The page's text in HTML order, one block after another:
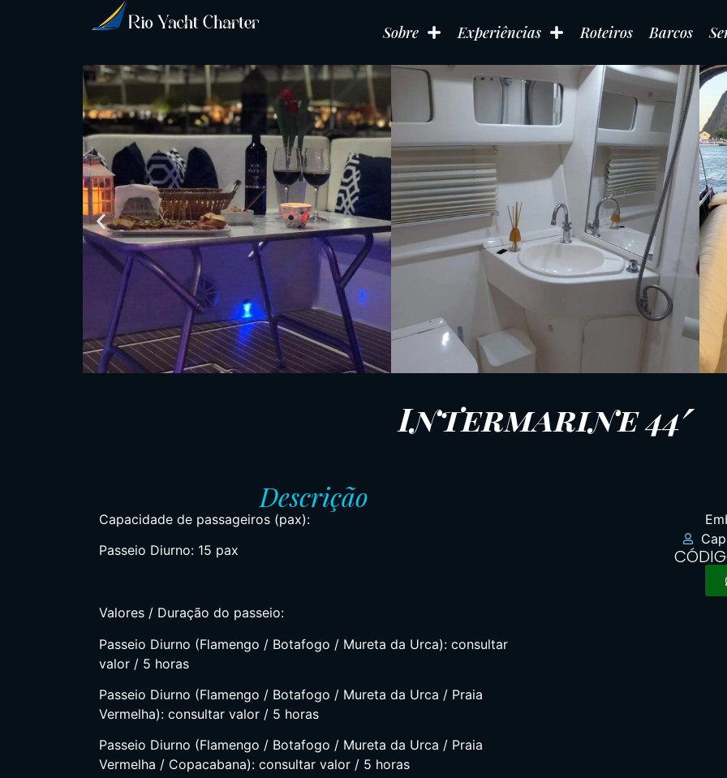
Sobre Experiências Roteiros Barcos
Intermarine 44′
Descrição
Capacidade de passageiros (pax):
Passeio Diurno: 15 pax
Valores / Duração do passeio:
Passeio Diurno (Flamengo / Botafogo / Mureta da Urca): consultar
valor / 5 horas
Passeio Diurno (Flamengo / Botafogo / Mureta da Urca / Praia
Vermelha): consultar valor / 5 horas
Passeio Diurno (Flamengo / Botafogo / Mureta da Urca / Praia
Vermelha / Copacabana): consultar valor / 5 horas